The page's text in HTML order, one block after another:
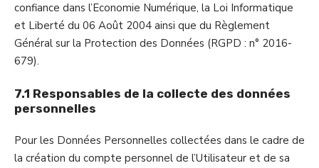
confiance dans l’Economie Numérique, la Loi Informatique
et Liberté du 06 Août 2004 ainsi que du Règlement
Général sur la Protection des Données (RGPD : n° 2016-
679).
7.1 Responsables de la collecte des données
personnelles
Pour les Données Personnelles collectées dans le cadre de
la création du compte personnel de l’Utilisateur et de sa